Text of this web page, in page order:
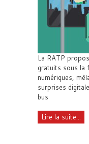
La RATP
gratuits sous la
numériques,
surprises
bus
Lire la suite...